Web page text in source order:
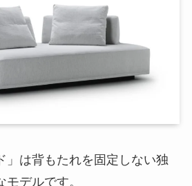
」は背もたれを固定しない独
デルです。